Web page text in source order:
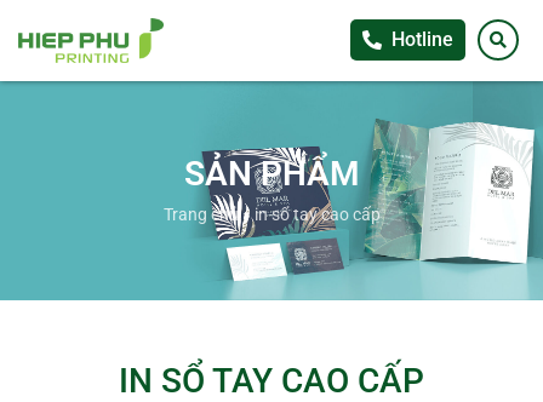
Hotline
SẢN PHẨM
Trang chủ»in sổ tay cao cấp
IN SỔ TAY CAO CẤP